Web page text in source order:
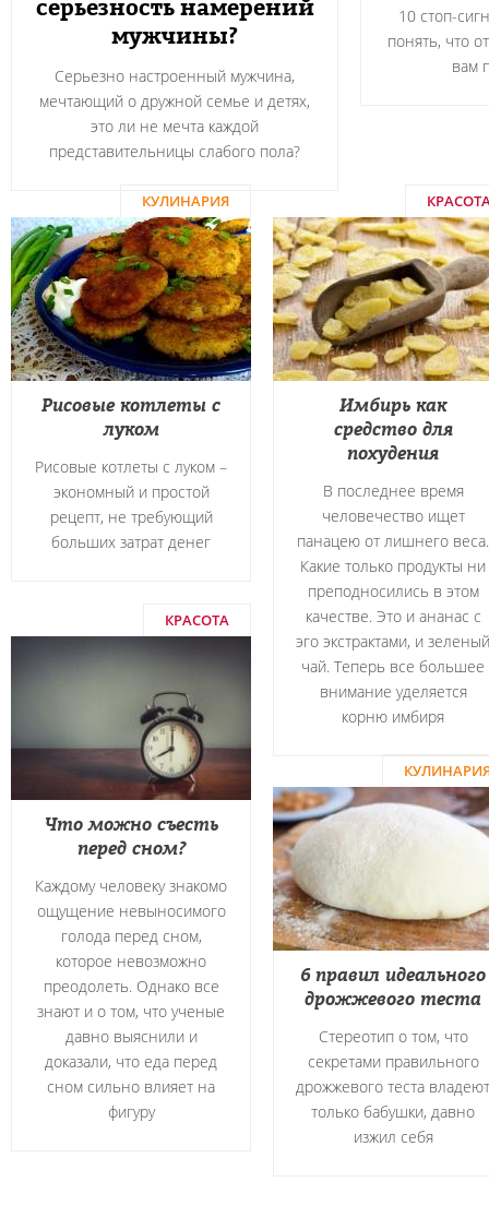
10 стоп-
понять, что
вам
серьезность намерений
мужчины?
Серьезно настроенный мужчина,
мечтающий о дружной семье и детях,
это ли не мечта каждой
представительницы слабого пола?
КУЛИНАРИЯ
Рисовые котлеты с
луком
Рисовые котлеты с луком –
экономный и простой
рецепт, не требующий
больших затрат денег
Имбирь как
средство для
похудения
В последнее время
человечество ищет
панацею от лишнего веса.
Какие только продукты ни
преподносились в этом
качестве. Это и ананас с
эго экстрактами, и зеленый
чай. Теперь все большее
внимание уделяется
корню имбиря
КРАСОТА
Что можно съесть
перед сном?
Каждому человеку знакомо
ощущение невыносимого
голода перед сном,
которое невозможно
преодолеть. Однако все
знают и о том, что ученые
давно выяснили и
доказали, что еда перед
сном сильно влияет на
фигуру
6 правил идеального
дрожжевого теста
Стереотип о том, что
секретами правильного
дрожжевого теста владеют
только бабушки, давно
изжил себя